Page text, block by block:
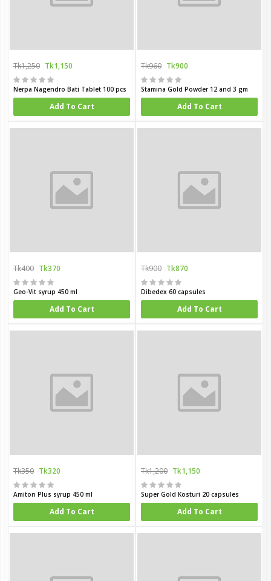
Tk1,250 Tk1,150
Nerpa Nagendro Bati Tablet 100 pcs
Add To Cart
Tk960 Tk900
Stamina Gold Powder 12 and 3 gm
Add To Cart
Tk400 Tk370
Geo-Vit syrup 450 ml
Add To Cart
Tk900 Tk870
Dibedex 60 capsules
Add To Cart
Tk350 Tk320
Amiton Plus syrup 450 ml
Add To Cart
Tk1,200 Tk1,150
Super Gold Kosturi 20 capsules
Add To Cart